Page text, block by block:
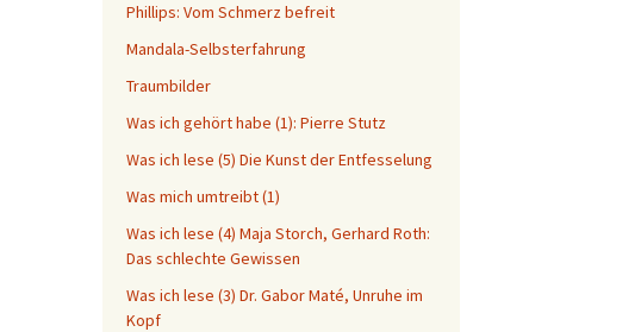
Phillips: Vom Schmerz befreit
Mandala-Selbsterfahrung
Traumbilder
Was ich gehört habe (1): Pierre Stutz
Was ich lese (5) Die Kunst der Entfesselung
Was mich umtreibt (1)
Was ich lese (4) Maja Storch, Gerhard Roth:
Das schlechte Gewissen
Was ich lese (3) Dr. Gabor Maté, Unruhe im
Kopf